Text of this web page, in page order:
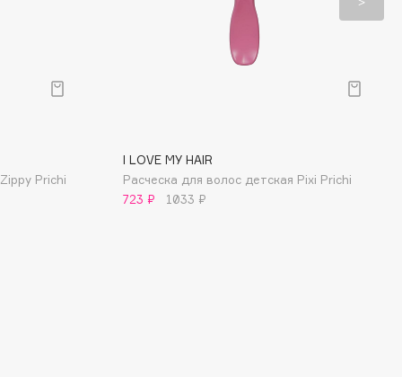
Prichi
I LOVE MY HAIR
Расческа для волос детская Pixi Prichi
723 ₽
1033 ₽